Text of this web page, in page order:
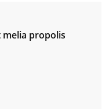
melia propolis